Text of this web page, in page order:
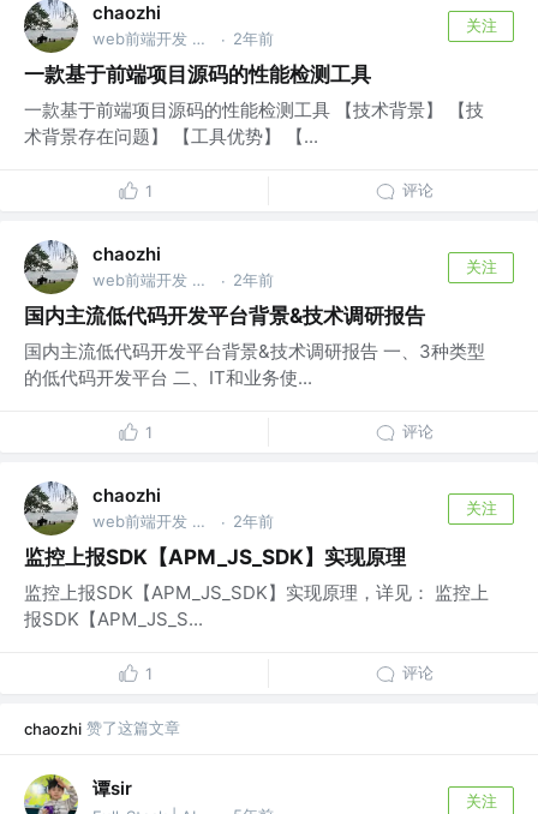
chaozhi
web前端开发 @lexin · 2年前
关注
一款基于前端项目源码的性能检测工具
一款基于前端项目源码的性能检测工具 【技术背景】 【技
术背景存在问题】 【工具优势】 【...
1 评论
chaozhi
web前端开发 @lexin · 2年前
关注
国内主流低代码开发平台背景&技术调研报告
国内主流低代码开发平台背景&技术调研报告 一、3种类型
的低代码开发平台 二、IT和业务使...
1 评论
chaozhi
web前端开发 @lexin · 2年前
关注
监控上报SDK【APM_JS_SDK】实现原理
监控上报SDK【APM_JS_SDK】实现原理，详见： 监控上
报SDK【APM_JS_S...
1 评论
chaozhi 赞了这篇文章
谭sir
关注